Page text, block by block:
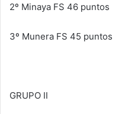
2º Minaya FS 46 puntos
3º Munera FS 45 puntos
GRUPO II